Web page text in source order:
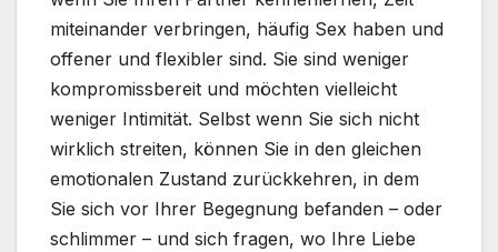
miteinander verbringen, häufig Sex haben und
offener und flexibler sind. Sie sind weniger
kompromissbereit und möchten vielleicht
weniger Intimität. Selbst wenn Sie sich nicht
wirklich streiten, können Sie in den gleichen
emotionalen Zustand zurückkehren, in dem
Sie sich vor Ihrer Begegnung befanden – oder
schlimmer – und sich fragen, wo Ihre Liebe